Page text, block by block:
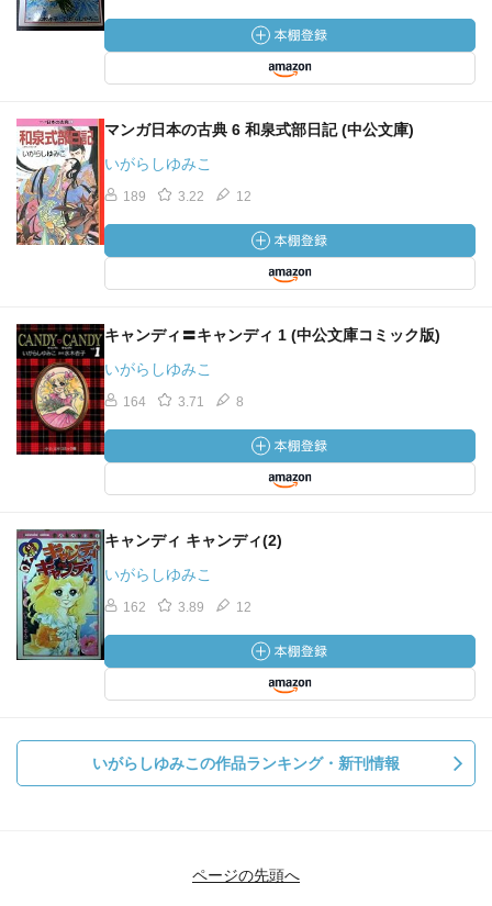
マンガ日本の古典 6 和泉式部日記 (中公文庫)
いがらしゆみこ
189 3.22 12
キャンディ〓キャンディ 1 (中公文庫コミック版)
いがらしゆみこ
164 3.71 8
キャンディ キャンディ(2)
いがらしゆみこ
162 3.89 12
いがらしゆみこの作品ランキング・新刊情報
ページの先頭へ